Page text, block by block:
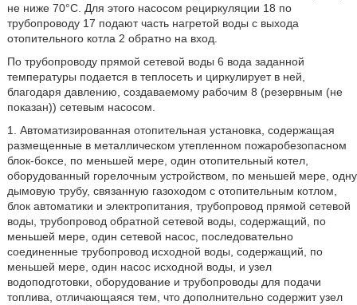
не ниже 70°C. Для этого насосом рециркуляции 18 по
трубопроводу 17 подают часть нагретой воды с выхода
отопительного котла 2 обратно на вход.
По трубопроводу прямой сетевой воды 6 вода заданной
температуры подается в теплосеть и циркулирует в ней,
благодаря давлению, создаваемому рабочим 8 (резервным (не
показан)) сетевым насосом.
1. Автоматизированная отопительная установка, содержащая
размещенные в металлическом утепленном пожаробезопасном
блок-боксе, по меньшей мере, один отопительный котел,
оборудованный горелочным устройством, по меньшей мере, одну
дымовую трубу, связанную газоходом с отопительным котлом,
блок автоматики и электропитания, трубопровод прямой сетевой
воды, трубопровод обратной сетевой воды, содержащий, по
меньшей мере, один сетевой насос, последовательно
соединенные трубопровод исходной воды, содержащий, по
меньшей мере, один насос исходной воды, и узел
водоподготовки, оборудование и трубопроводы для подачи
топлива, отличающаяся тем, что дополнительно содержит узел